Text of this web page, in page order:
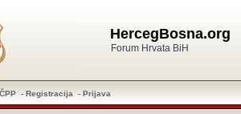
HercegBosna.org
Forum Hrvata BiH
ČPP - Registracija - Prijava